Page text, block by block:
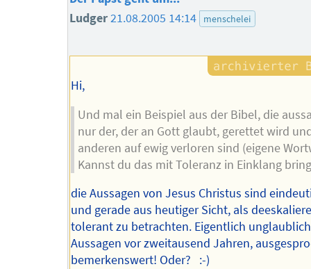
Ludger21.08.2005 14:14 menschelei
Hi,
Und mal ein Beispiel aus der Bibel, die
nur der, der an Gott glaubt, gerettet wird
anderen auf ewig verloren sind (eigene
Kannst du das mit Toleranz in Einklang
die Aussagen von Jesus Christus sind
und gerade aus heutiger Sicht, als
tolerant zu betrachten. Eigentlich
Aussagen vor zweitausend Jahren,
bemerkenswert! Oder? :-)